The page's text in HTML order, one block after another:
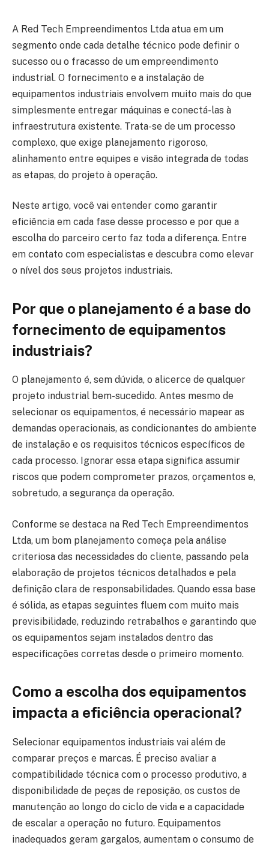
A Red Tech Empreendimentos Ltda atua em um
segmento onde cada detalhe técnico pode definir o
sucesso ou o fracasso de um empreendimento
industrial. O fornecimento e a instalação de
equipamentos industriais envolvem muito mais do que
simplesmente entregar máquinas e conectá-las à
infraestrutura existente. Trata-se de um processo
complexo, que exige planejamento rigoroso,
alinhamento entre equipes e visão integrada de todas
as etapas, do projeto à operação.
Neste artigo, você vai entender como garantir
eficiência em cada fase desse processo e por que a
escolha do parceiro certo faz toda a diferença. Entre
em contato com especialistas e descubra como elevar
o nível dos seus projetos industriais.
Por que o planejamento é a base do
fornecimento de equipamentos
industriais?
O planejamento é, sem dúvida, o alicerce de qualquer
projeto industrial bem-sucedido. Antes mesmo de
selecionar os equipamentos, é necessário mapear as
demandas operacionais, as condicionantes do ambiente
de instalação e os requisitos técnicos específicos de
cada processo. Ignorar essa etapa significa assumir
riscos que podem comprometer prazos, orçamentos e,
sobretudo, a segurança da operação.
Conforme se destaca na Red Tech Empreendimentos
Ltda, um bom planejamento começa pela análise
criteriosa das necessidades do cliente, passando pela
elaboração de projetos técnicos detalhados e pela
definição clara de responsabilidades. Quando essa base
é sólida, as etapas seguintes fluem com muito mais
previsibilidade, reduzindo retrabalhos e garantindo que
os equipamentos sejam instalados dentro das
especificações corretas desde o primeiro momento.
Como a escolha dos equipamentos
impacta a eficiência operacional?
Selecionar equipamentos industriais vai além de
comparar preços e marcas. É preciso avaliar a
compatibilidade técnica com o processo produtivo, a
disponibilidade de peças de reposição, os custos de
manutenção ao longo do ciclo de vida e a capacidade
de escalar a operação no futuro. Equipamentos
inadequados geram gargalos, aumentam o consumo de